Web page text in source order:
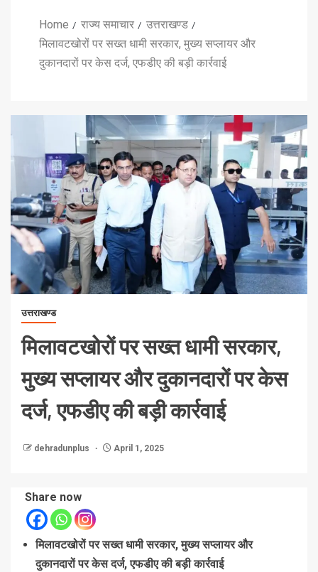
Home राज्य समाचार
उत्तराखण्ड
मिलावटखोरों पर सख्त धामी सरकार, मुख्य सप्लायर और
दुकानदारों पर केस दर्ज, एफडीए की बड़ी कार्रवाई
उत्तराखण्ड
मिलावटखोरों पर सख्त धामी सरकार,
मुख्य सप्लायर और दुकानदारों पर केस
दर्ज, एफडीए की बड़ी कार्रवाई
dehradunplus April 1, 2025
Share now
मिलावटखोरों पर सख्त धामी सरकार, मुख्य सप्लायर और
दुकानदारों पर केस दर्ज, एफडीए की बड़ी कार्रवाई